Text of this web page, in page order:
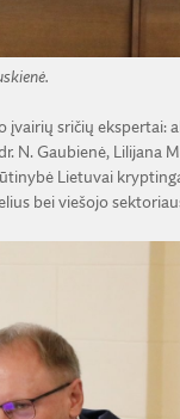
sričių ekspertai:
N. Gaubienė, Lilijana
Lietuvai
bei viešojo